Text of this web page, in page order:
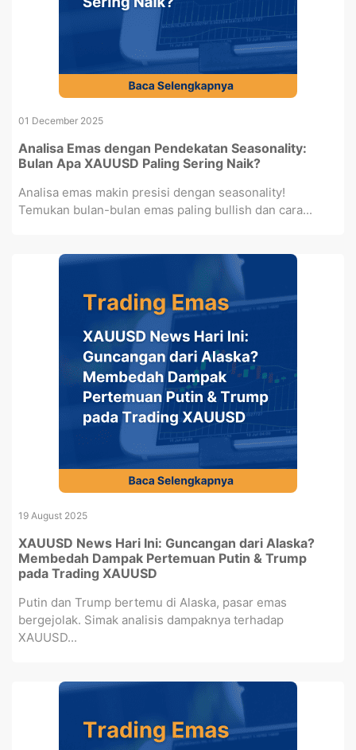
01 December 2025
Analisa Emas dengan Pendekatan Seasonality:
Bulan Apa XAUUSD Paling Sering Naik?
Analisa emas makin presisi dengan seasonality!
Temukan bulan-bulan emas paling bullish dan cara...
19 August 2025
XAUUSD News Hari Ini: Guncangan dari Alaska?
Membedah Dampak Pertemuan Putin & Trump
pada Trading XAUUSD
Putin dan Trump bertemu di Alaska, pasar emas
bergejolak. Simak analisis dampaknya terhadap
XAUUSD...